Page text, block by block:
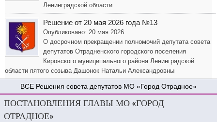
Ленинградской области
Решение от 20 мая 2026 года №13
Опубликовано: 20 мая 2026
О досрочном прекращении полномочий депутата совета
депутатов Отрадненского городского поселения
Кировского муниципального района Ленинградской
области пятого созыва Дашонок Натальи Александровны
Решения совета депутатов МО «Город Отрадное»
ПОСТАНОВЛЕНИЯ ГЛАВЫ МО «ГОРОД
ОТРАДНОЕ»